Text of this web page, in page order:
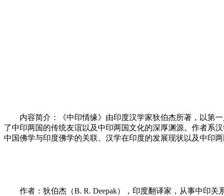
内容简介：《中印情缘》由印度汉学家狄伯杰所著，以第
了中印两国的传统友谊以及中印两国文化的深厚渊源。作者系
中国佛学与印度佛学的关联、汉学在印度的发展现状以及中印两
作者：狄伯杰（B. R. Deepak），印度翻译家，从事中印